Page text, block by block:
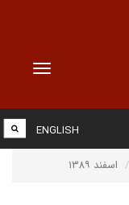
Toggle
ENGLISH
اسفند ۱۳۸۹